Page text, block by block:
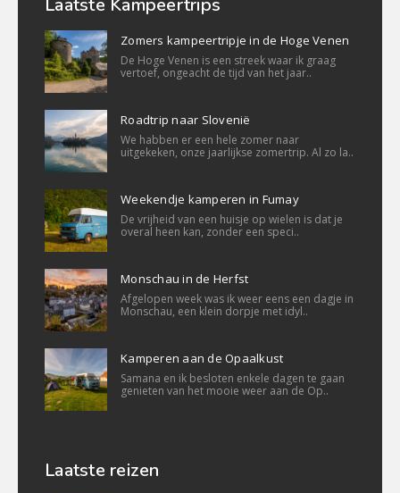
Laatste Kampeertrips
Zomers kampeertripje in de Hoge Venen
De Hoge Venen is een streek waar ik graag
vertoef, ongeacht de tijd van het jaar..
Roadtrip naar Slovenië
We habben er een hele zomer naar
uitgekeken, onze jaarlijkse zomertrip. Al zo la..
Weekendje kamperen in Fumay
De vrijheid van een huisje op wielen is dat je
overal heen kan, zonder een speci..
Monschau in de Herfst
Afgelopen week was ik weer eens een dagje in
Monschau, een klein dorpje met idyl..
Kamperen aan de Opaalkust
Samana en ik besloten enkele dagen te gaan
genieten van het mooie weer aan de Op..
Laatste reizen